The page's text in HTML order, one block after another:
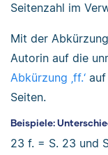
Seitenzahl im
Mit der
Autorin auf die
Abkürzung ‚ff.‘
Seiten.
Beispiele:
23 f. = S. 23 und